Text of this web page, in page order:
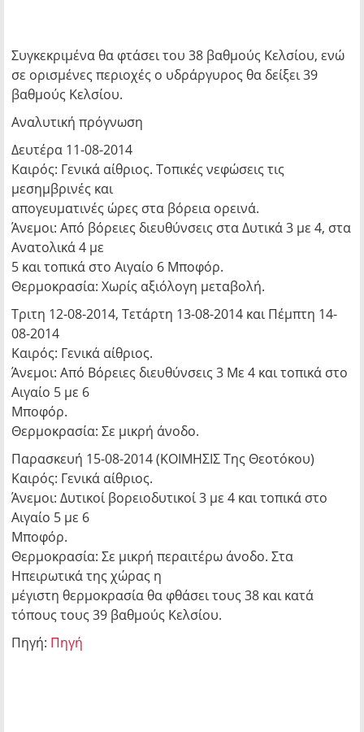
Συγκεκριμένα θα φτάσει του 38 βαθμούς Κελσίου, ενώ
σε ορισμένες περιοχές ο υδράργυρος θα δείξει 39
βαθμούς Κελσίου.
Αναλυτική πρόγνωση
Δευτέρα 11-08-2014
Καιρός: Γενικά αίθριος. Τοπικές νεφώσεις τις
μεσημβρινές και
απογευματινές ώρες στα βόρεια ορεινά.
Άνεμοι: Από βόρειες διευθύνσεις στα Δυτικά 3 με 4, στα
Ανατολικά 4 με
5 και τοπικά στο Αιγαίο 6 Μποφόρ.
Θερμοκρασία: Χωρίς αξιόλογη μεταβολή.
Τριτη 12-08-2014, Τετάρτη 13-08-2014 και Πέμπτη 14-
08-2014
Καιρός: Γενικά αίθριος.
Άνεμοι: Από Βόρειες διευθύνσεις 3 Με 4 και τοπικά στο
Αιγαίο 5 με 6
Μποφόρ.
Θερμοκρασία: Σε μικρή άνοδο.
Παρασκευή 15-08-2014 (ΚΟΙΜΗΣΙΣ Της Θεοτόκου)
Καιρός: Γενικά αίθριος.
Άνεμοι: Δυτικοί βορειοδυτικοί 3 με 4 και τοπικά στο
Αιγαίο 5 με 6
Μποφόρ.
Θερμοκρασία: Σε μικρή περαιτέρω άνοδο. Στα
Ηπειρωτικά της χώρας η
μέγιστη θερμοκρασία θα φθάσει τους 38 και κατά
τόπους τους 39 βαθμούς Κελσίου.
Πηγή: Πηγή